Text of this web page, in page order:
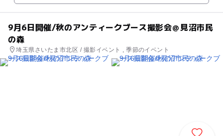
9月6日開催/秋のアンティークブース撮影会＠見沼市民
の森
埼玉県さいたま市北区 / 撮影イベント , 季節のイベント